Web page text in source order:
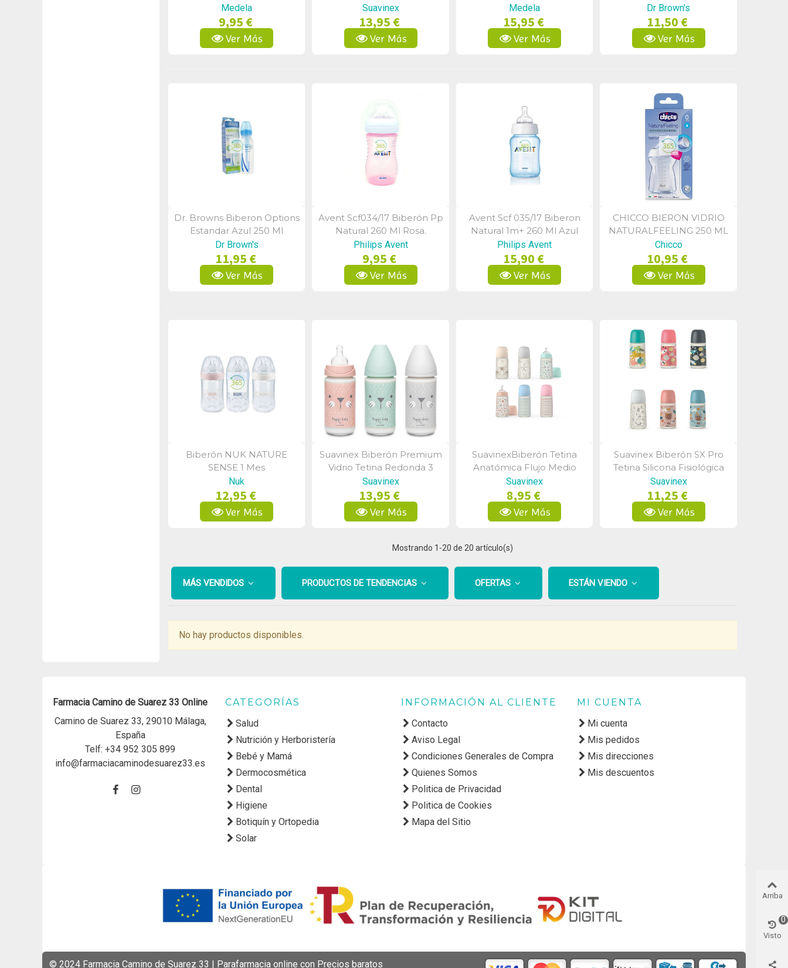
Medela
9,95 €
Ver Más
Posiciones +0m 270ml
Suavinex
13,95 €
Ver Más
1 Unidad
Medela
15,95 €
Ver Más
Dr Brown's
11,50 €
Ver Más
Vista Rápida
Dr. Browns Biberon Options
Estandar Azul 250 Ml
Dr Brown's
11,95 €
Ver Más
Vista Rápida
Avent Scf034/17 Biberón Pp
Natural 260 Ml Rosa.
Philips Avent
9,95 €
Ver Más
Vista Rápida
Avent Scf 035/17 Biberon
Natural 1m+ 260 Ml Azul
Philips Avent
15,90 €
Ver Más
Vista Rápida
CHICCO BIERON VIDRIO
NATURALFEELING 250 ML
Chicco
10,95 €
Ver Más
Vista Rápida
Biberón NUK NATURE
SENSE 1 Mes
Nuk
12,95 €
Ver Más
Vista Rápida
Suavinex Biberón Premium
Vidrio Tetina Redonda 3
Posiciones +0m 240ml
Suavinex
13,95 €
Ver Más
Vista Rápida
SuavinexBiberón Tetina
Anatómica Flujo Medio
Silicona 0-6m 270ml
Suavinex
8,95 €
Ver Más
Vista Rápida
Suavinex Biberón SX Pro
Tetina Silicona Fisiológica
+3m 270ml
Suavinex
11,25 €
Ver Más
Mostrando 1 -20 de 20 artículo(s)
MÁS VENDIDOS PRODUCTOS DE TENDENCIAS OFERTAS ESTÁN VIENDO
No hay productos disponibles.
Farmacia Camino de Suarez 33 Online
Camino de Suarez 33, 29010 Málaga,
España
Telf: +34 952 305 899
info@farmaciacaminodesuarez33.es
CATEGORÍAS
Salud
Nutrición y Herboristería
Bebé y Mamá
Dermocosmética
Dental
Higiene
Botiquín y Ortopedia
Solar
INFORMACIÓN AL CLIENTE
Contacto
Aviso Legal
Condiciones Generales de Compra
Quienes Somos
Politica de Privacidad
Politica de Cookies
Mapa del Sitio
MI CUENTA
Mi cuenta
Mis pedidos
Mis direcciones
Mis descuentos
© 2024 Farmacia Camino de Suarez 33 | Parafarmacia online con Precios baratos
Arriba
Visto
0